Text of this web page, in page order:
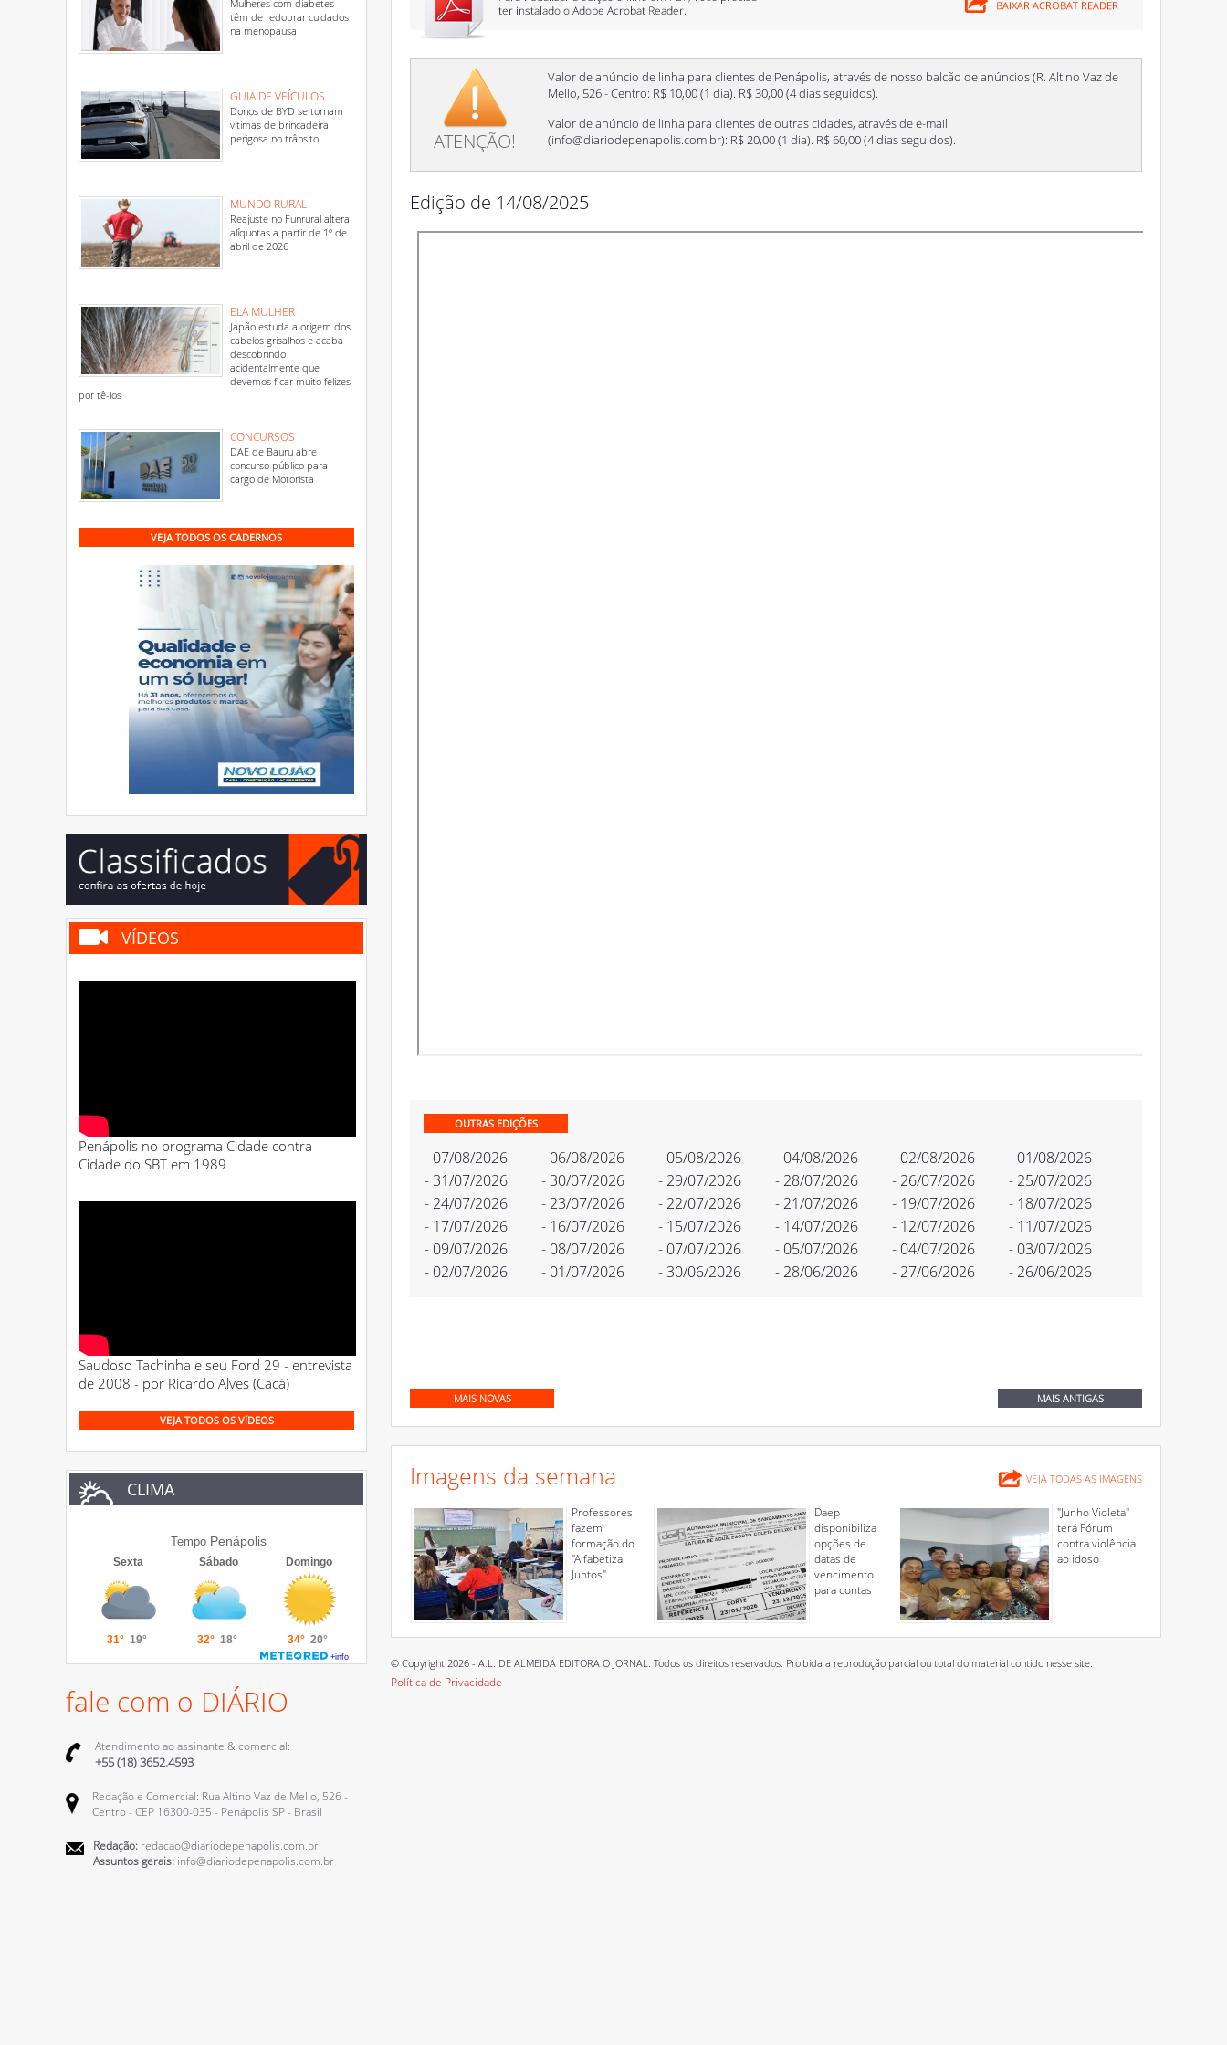
Mulheres com diabetes
têm de redobrar cuidados
na menopausa
GUIA DE VEÍCULOS
Donos de BYD se tornam
vítimas de brincadeira
perigosa no trânsito
MUNDO RURAL
Reajuste no Funrural altera
alíquotas a partir de 1º de
abril de 2026
ELA MULHER
Japão estuda a origem dos
cabelos grisalhos e acaba
descobrindo
acidentalmente que
devemos ficar muito felizes
por tê-los
CONCURSOS
DAE de Bauru abre
concurso público para
cargo de Motorista
VEJA TODOS OS CADERNOS
VÍDEOS
Penápolis no programa Cidade contra
Cidade do SBT em 1989
Saudoso Tachinha e seu Ford 29 - entrevista
de 2008 - por Ricardo Alves (Cacá)
VEJA TODOS OS VíDEOS
CLIMA
Tempo Penápolis
fale com o DIÁRIO
Atendimento ao assinante & comercial:
+55 (18) 3652.4593
Redação e Comercial: Rua Altino Vaz de Mello, 526 -
Centro - CEP 16300-035 - Penápolis SP - Brasil
Redação: redacao@diariodepenapolis.com.br
Assuntos gerais: info@diariodepenapolis.com.br
ATENÇÃO!
Valor de anúncio de linha para clientes de Penápolis, através de nosso balcão de anúncios (R. Altino Vaz de
Mello, 526 - Centro: R$ 10,00 (1 dia). R$ 30,00 (4 dias seguidos).
Valor de anúncio de linha para clientes de outras cidades, através de e-mail
(info@diariodepenapolis.com.br): R$ 20,00 (1 dia). R$ 60,00 (4 dias seguidos).
Edição de 14/08/2025
OUTRAS EDIÇÕES
- 07/08/2026 - 06/08/2026 - 05/08/2026 - 04/08/2026 - 02/08/2026
- 01/08/2026
- 31/07/2026
- 30/07/2026 - 29/07/2026 - 28/07/2026 - 26/07/2026
- 25/07/2026
- 24/07/2026
- 23/07/2026 - 22/07/2026 - 21/07/2026 - 19/07/2026
- 18/07/2026
- 17/07/2026
- 16/07/2026 - 15/07/2026 - 14/07/2026 - 12/07/2026
- 11/07/2026
- 09/07/2026
- 08/07/2026 - 07/07/2026 - 05/07/2026 - 04/07/2026
- 03/07/2026
- 02/07/2026
- 01/07/2026 - 30/06/2026 - 28/06/2026 - 27/06/2026 - 26/06/2026
MAIS NOVAS MAIS ANTIGAS
Imagens da semana VEJA TODAS AS IMAGENS
Professores
fazem
formação do
"Alfabetiza
Juntos"
Daep
disponibiliza
opções de
datas de
vencimento
para contas
"Junho Violeta"
terá Fórum
contra violência
ao idoso
© Copyright 2026 - A.L. DE ALMEIDA EDITORA O JORNAL. Todos os direitos reservados. Proibida a reprodução parcial ou total do material contido nesse site.
Política de Privacidade